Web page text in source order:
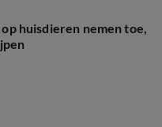
huisdieren nemen toe,